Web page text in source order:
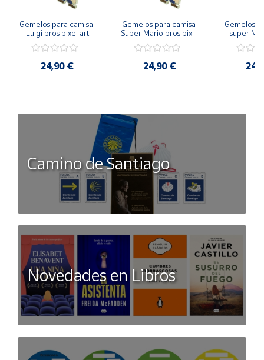
Gemelos para camisa
Luigi bros pixel art
24,90 €
Gemelos para camisa
Super Mario bros pixel
art
24,90 €
Gemelos
super
Luigi
Camino de Santiago
Novedades en Libros